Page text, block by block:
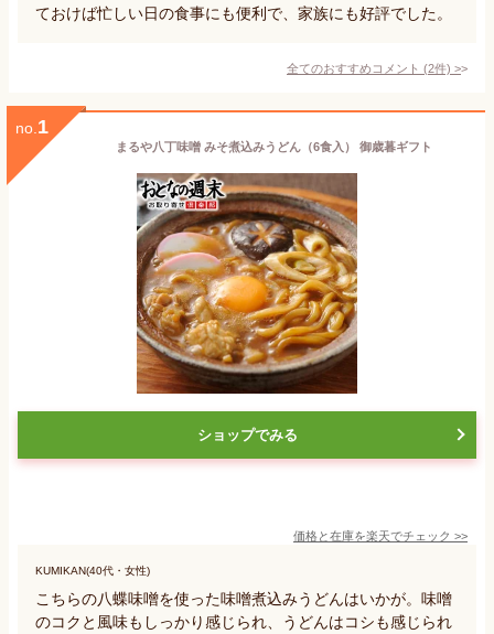
ておけば忙しい日の食事にも便利で、家族にも好評でした。
全てのおすすめコメント (2件) >
no. 1
まるや八丁味噌 みそ煮込みうどん（6食入） 御歳暮ギフト
ショップでみる
価格と在庫を楽天でチェック >>
KUMIKAN(40代・女性)
こちらの八蝶味噌を使った味噌煮込みうどんはいかが。味噌
のコクと風味もしっかり感じられ、うどんはコシも感じられ